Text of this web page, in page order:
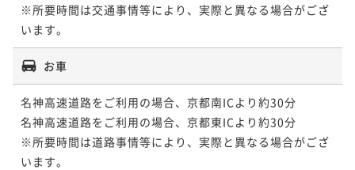
※所要時間は交通事情等により、実際と異なる場合がござ
います。
お車
名神高速道路をご利用の場合、京都南ICより約30分
名神高速道路をご利用の場合、京都東ICより約30分
※所要時間は道路事情等により、実際と異なる場合がござ
います。